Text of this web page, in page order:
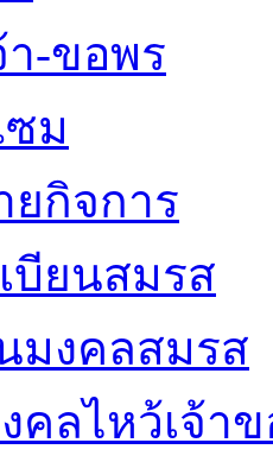
า-ขอพร
ม
ยกิจการ
บียนสมรส
มงคลสมรส
คลไหว้เจ้า